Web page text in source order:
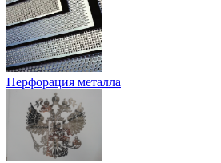
Перфорация металла